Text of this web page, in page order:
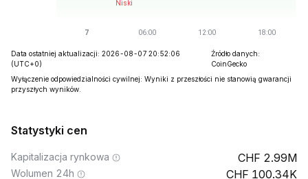
Data ostatniej aktualizacji: 2026-08-07 20:52:06
(UTC+0)
Źródło danych:
CoinGecko
Wyłączenie odpowiedzialności cywilnej: Wyniki z przeszłości nie stanowią gwarancji
przyszłych wyników.
Statystyki cen
Kapitalizacja rynkowa 2.99M
Wolumen 24h 100.34K